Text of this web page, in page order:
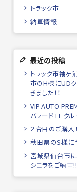
トラック市
納車情報
最近の投稿
トラック市袖ヶ
市のH様にUD
きました！！
VIP AUTO
バラード LT ク
２台目のご購入
秋田県のS様に
宮城県仙台市
シエラをご納車!!